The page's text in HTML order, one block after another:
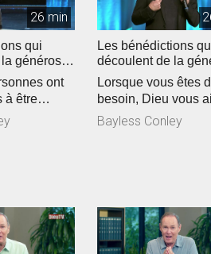
26 min
qui
générosité
ont
à être
Or
Les bénédictions
découlent de la
(2)
Lorsque vous êtes
besoin, Dieu vous
Quand vous êtes
désespéré...
Bayless Conley